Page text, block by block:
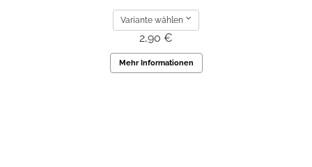
Variante wählen
2,90 €
Mehr Informationen